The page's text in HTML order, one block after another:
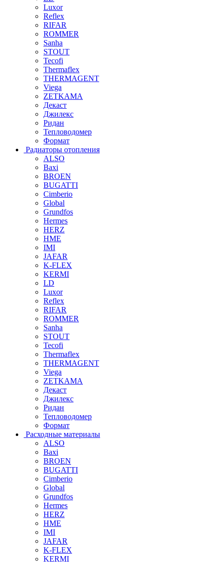
Luxor
Reflex
RIFAR
ROMMER
Sanha
STOUT
Tecofi
Thermaflex
THERMAGENT
Viega
ZETKAMA
Декаст
Джилекс
Ридан
Тепловодомер
Формат
Радиаторы отопления
ALSO
Baxi
BROEN
BUGATTI
Cimberio
Global
Grundfos
Hermes
HERZ
HME
IMI
JAFAR
K-FLEX
KERMI
LD
Luxor
Reflex
RIFAR
ROMMER
Sanha
STOUT
Tecofi
Thermaflex
THERMAGENT
Viega
ZETKAMA
Декаст
Джилекс
Ридан
Тепловодомер
Формат
Расходные материалы
ALSO
Baxi
BROEN
BUGATTI
Cimberio
Global
Grundfos
Hermes
HERZ
HME
IMI
JAFAR
K-FLEX
KERMI